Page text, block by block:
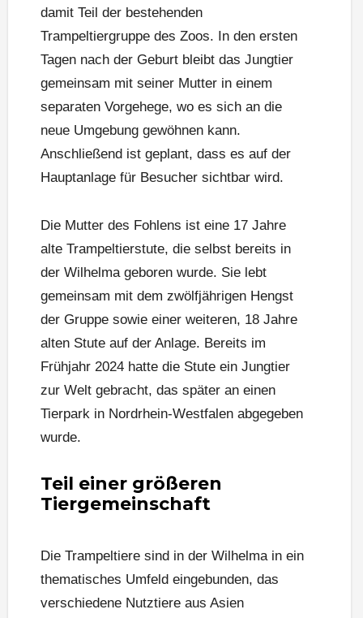
damit Teil der bestehenden
Trampeltiergruppe des Zoos. In den ersten
Tagen nach der Geburt bleibt das Jungtier
gemeinsam mit seiner Mutter in einem
separaten Vorgehege, wo es sich an die
neue Umgebung gewöhnen kann.
Anschließend ist geplant, dass es auf der
Hauptanlage für Besucher sichtbar wird.
Die Mutter des Fohlens ist eine 17 Jahre
alte Trampeltierstute, die selbst bereits in
der Wilhelma geboren wurde. Sie lebt
gemeinsam mit dem zwölfjährigen Hengst
der Gruppe sowie einer weiteren, 18 Jahre
alten Stute auf der Anlage. Bereits im
Frühjahr 2024 hatte die Stute ein Jungtier
zur Welt gebracht, das später an einen
Tierpark in Nordrhein-Westfalen abgegeben
wurde.
Teil einer größeren
Tiergemeinschaft
Die Trampeltiere sind in der Wilhelma in ein
thematisches Umfeld eingebunden, das
verschiedene Nutztiere aus Asien